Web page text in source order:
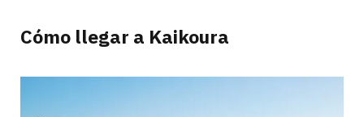
Cómo llegar a Kaikoura